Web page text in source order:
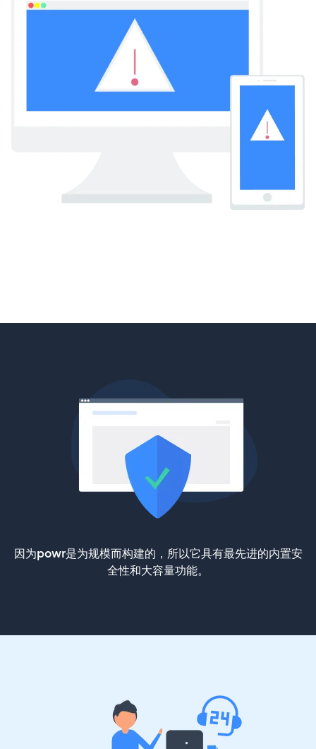
因为powr是为规模而构建的，所以它具有最先进的内置安
全性和大容量功能。